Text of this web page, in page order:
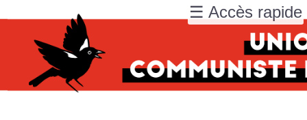
☰ Accès rapide